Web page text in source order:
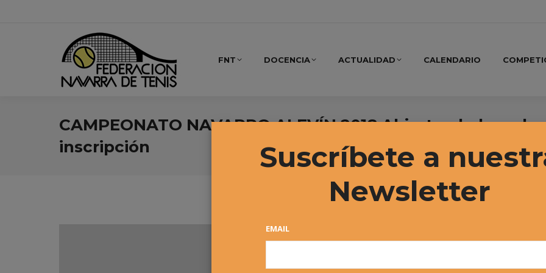
FNT DOCENCIA ACTUALIDAD CALENDARIO
CAMPEONATO NAVARRO ALEVÍN 2018 Abierto el plazo de
inscripción
Suscríbete a
Newsletter
EMAIL